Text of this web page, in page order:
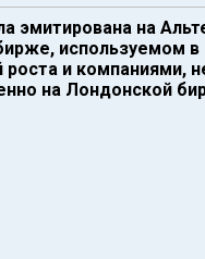
эмитирована на
используемом
роста и компаниями,
на Лондонской